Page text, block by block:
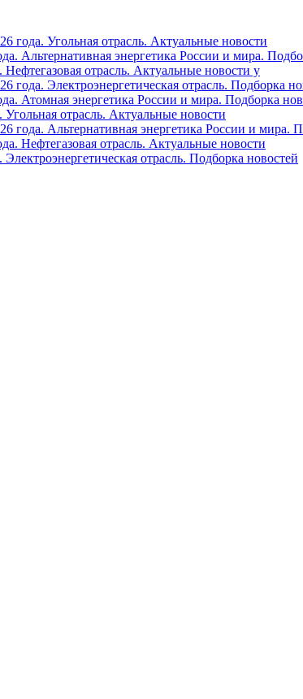
года. Угольная отрасль. Актуальные новости
Альтернативная энергетика России и мира.
Нефтегазовая отрасль. Актуальные новости у
года. Электроэнергетическая отрасль. Подборка
Атомная энергетика России и мира. Подборка
Угольная отрасль. Актуальные новости
года. Альтернативная энергетика России и мира.
Нефтегазовая отрасль. Актуальные новости
отрасль. Подборка новостей